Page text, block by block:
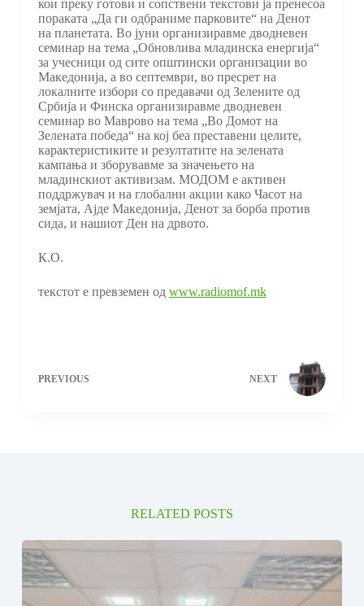
кои преку готови и сопствени текстови ја пренесоа
пораката „Да ги одбраниме парковите“ на Денот
на планетата. Во јуни организиравме дводневен
семинар на тема „Обновлива младинска енергија“
за учесници од сите општински организации во
Македонија, а во септември, во пресрет на
локалните избори со предавачи од Зелените од
Србија и Финска организиравме дводневен
семинар во Маврово на тема „Во Домот на
Зелената победа“ на кој беа преставени целите,
карактеристиките и резултатите на зелената
кампања и зборувавме за значењето на
младинскиот активизам. МОДОМ е активен
поддржувач и на глобални акции како Часот на
земјата, Ајде Македонија, Денот за борба против
сида, и нашиот Ден на дрвото.
К.О.
текстот е превземен од www.radiomof.mk
PREVIOUS NEXT
RELATED POSTS